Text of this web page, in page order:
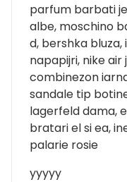
parfum barbati
albe, moschino
d, bershka
napapijri, nike air
combinezon
sandale tip
lagerfeld dama,
bratari el si ea,
palarie rosie
yyyyy